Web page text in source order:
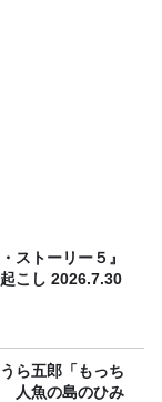
ストーリー５』
こし 2026.7.30
ら五郎「もっち
人魚の島のひみ